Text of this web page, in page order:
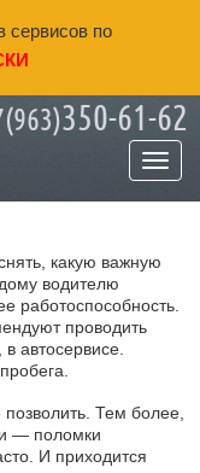
сервисов по
350-61-62
какую важную
водителю
работоспособность.
проводить
автосервисе.
Тем более,
— поломки
И приходится